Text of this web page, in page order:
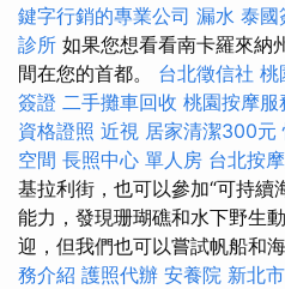
鍵字行銷的專業公司 漏水 泰國
診所 如果您想看看南卡羅來納
間在您的首都。 台北徵信社 桃
簽證 二手攤車回收 桃園按摩服
資格證照 近視 居家清潔300元
空間 長照中心 單人房 台北按
基拉利街，也可以參加“可持續
能力，發現珊瑚礁和水下野生
迎，但我們也可以嘗試帆船和
務介紹 護照代辦 安養院 新北市